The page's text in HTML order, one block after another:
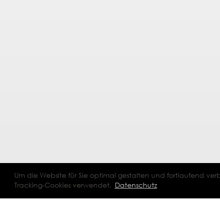
Um die Website für Sie optimal gestalten und fortlaufend
Tracking-Cookies verwendet. Datenschutz